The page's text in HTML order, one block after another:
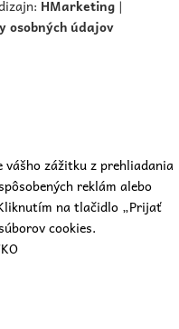
HMarketing |
osobných údajov
vášho zážitku z prehliadania
reklám alebo
na tlačidlo „Prijať
cookies.